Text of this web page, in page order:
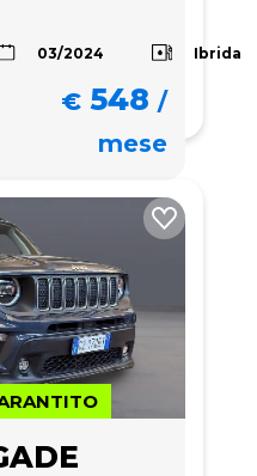
03/2024 Ibrida
€ 548 /
mese